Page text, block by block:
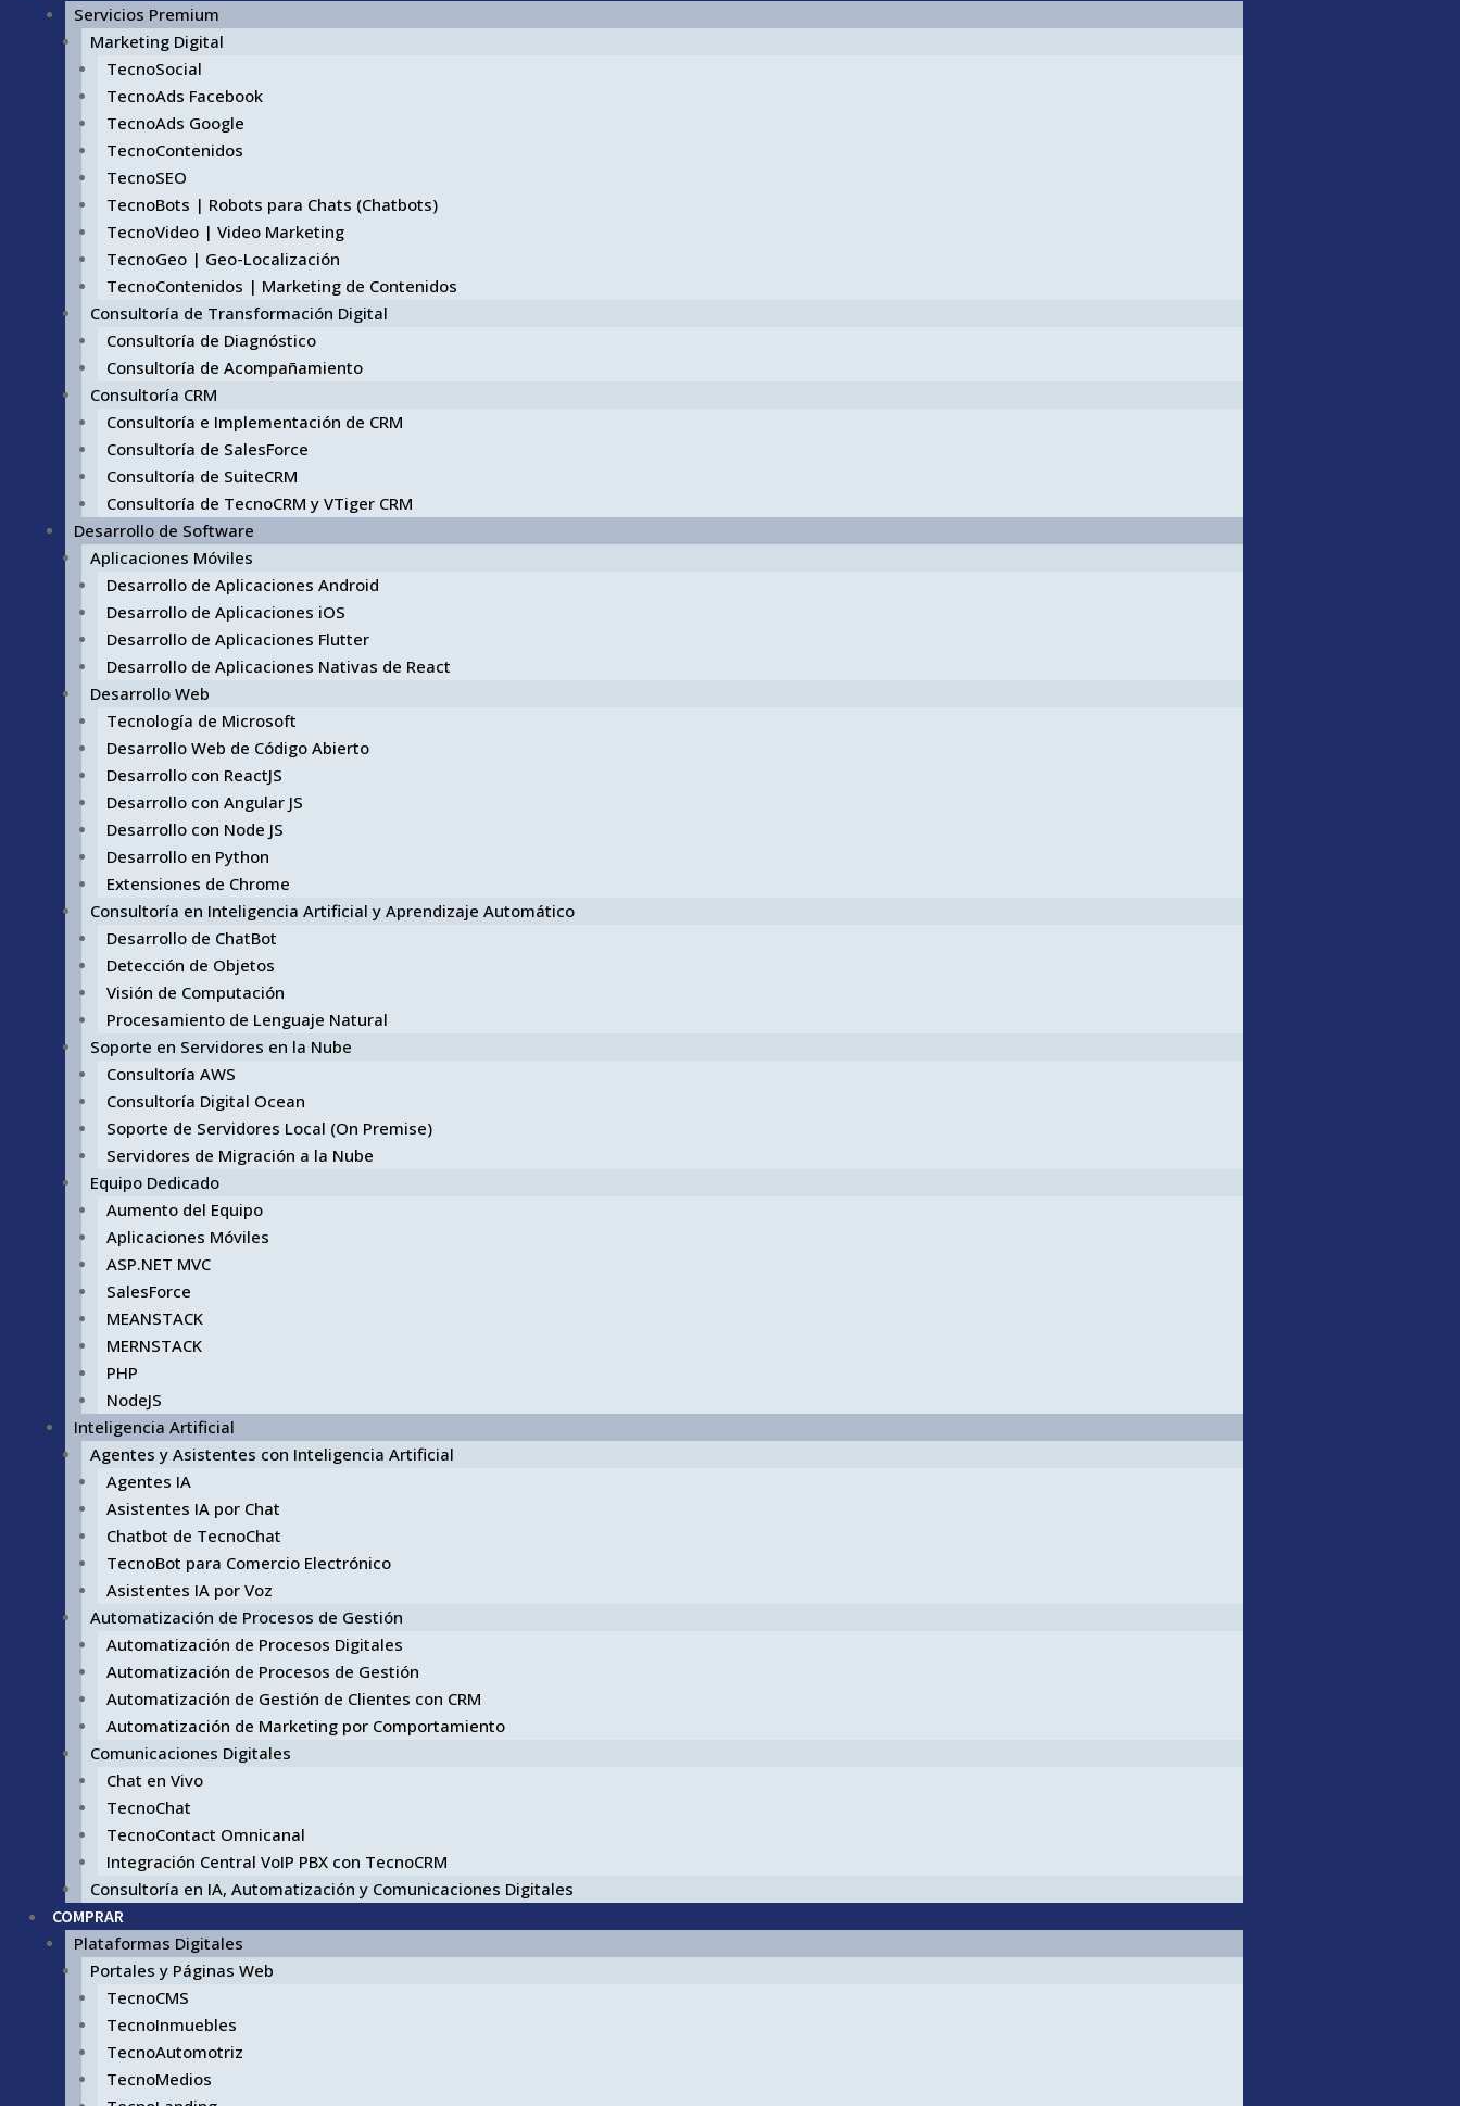
Servicios Premium
Marketing Digital
TecnoSocial
TecnoAds Facebook
TecnoAds Google
TecnoContenidos
TecnoSEO
TecnoBots | Robots para Chats (Chatbots)
TecnoVideo | Video Marketing
TecnoGeo | Geo-Localización
TecnoContenidos | Marketing de Contenidos
Consultoría de Transformación Digital
Consultoría de Diagnóstico
Consultoría de Acompañamiento
Consultoría CRM
Consultoría e Implementación de CRM
Consultoría de SalesForce
Consultoría de SuiteCRM
Consultoría de TecnoCRM y VTiger CRM
Desarrollo de Software
Aplicaciones Móviles
Desarrollo de Aplicaciones Android
Desarrollo de Aplicaciones iOS
Desarrollo de Aplicaciones Flutter
Desarrollo de Aplicaciones Nativas de React
Desarrollo Web
Tecnología de Microsoft
Desarrollo Web de Código Abierto
Desarrollo con ReactJS
Desarrollo con Angular JS
Desarrollo con Node JS
Desarrollo en Python
Extensiones de Chrome
Consultoría en Inteligencia Artificial y Aprendizaje Automático
Desarrollo de ChatBot
Detección de Objetos
Visión de Computación
Procesamiento de Lenguaje Natural
Soporte en Servidores en la Nube
Consultoría AWS
Consultoría Digital Ocean
Soporte de Servidores Local (On Premise)
Servidores de Migración a la Nube
Equipo Dedicado
Aumento del Equipo
Aplicaciones Móviles
ASP.NET MVC
SalesForce
MEANSTACK
MERNSTACK
PHP
NodeJS
Inteligencia Artificial
Agentes y Asistentes con Inteligencia Artificial
Agentes IA
Asistentes IA por Chat
Chatbot de TecnoChat
TecnoBot para Comercio Electrónico
Asistentes IA por Voz
Automatización de Procesos de Gestión
Automatización de Procesos Digitales
Automatización de Procesos de Gestión
Automatización de Gestión de Clientes con CRM
Automatización de Marketing por Comportamiento
Comunicaciones Digitales
Chat en Vivo
TecnoChat
TecnoContact Omnicanal
Integración Central VoIP PBX con TecnoCRM
Consultoría en IA, Automatización y Comunicaciones Digitales
COMPRAR
Plataformas Digitales
Portales y Páginas Web
TecnoCMS
TecnoInmuebles
TecnoAutomotriz
TecnoMedios